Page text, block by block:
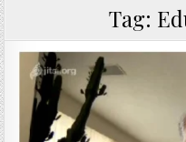
Tag: